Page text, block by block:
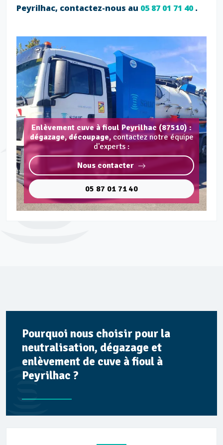
Peyrilhac, contactez-nous au 05 87 01 71 40.
Enlèvement cuve à fioul Peyrilhac (87510) :
dégazage, découpage, contactez notre équipe
d'experts :
Nous contacter
05 87 01 71 40
Pourquoi nous choisir pour la
neutralisation, dégazage et
enlèvement de cuve à fioul à
Peyrilhac ?